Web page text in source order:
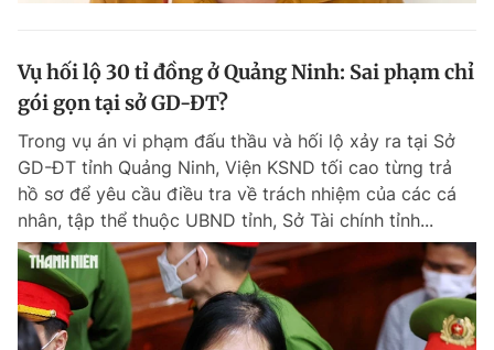
Vụ hối lộ 30 tỉ đồng ở Quảng Ninh: Sai phạm chỉ
gói gọn tại sở GD-ĐT?
Trong vụ án vi phạm đấu thầu và hối lộ xảy ra tại Sở
GD-ĐT tỉnh Quảng Ninh, Viện KSND tối cao từng trả
hồ sơ để yêu cầu điều tra về trách nhiệm của các cá
nhân, tập thể thuộc UBND tỉnh, Sở Tài chính tỉnh...